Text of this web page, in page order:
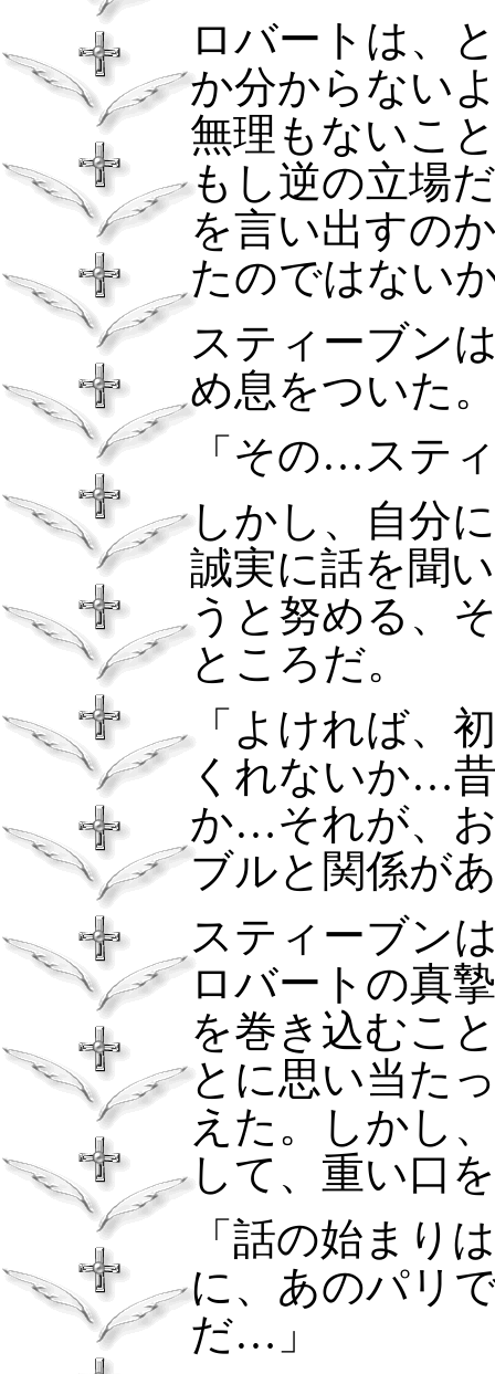
ロバートは、
か分からない
無理もないこ
もし逆の立場
を言い出すの
たのではない
スティーブン
め息をついた
「その…ステ
しかし、自分
誠実に話を聞
うと努める、
ところだ。
「よければ、
くれないか…
か…それが、
ブルと関係が
スティーブン
ロバートの真
を巻き込むこ
とに思い当た
えた。しかし
して、重い口
「話の始まり
に、あのパリ
だ…」